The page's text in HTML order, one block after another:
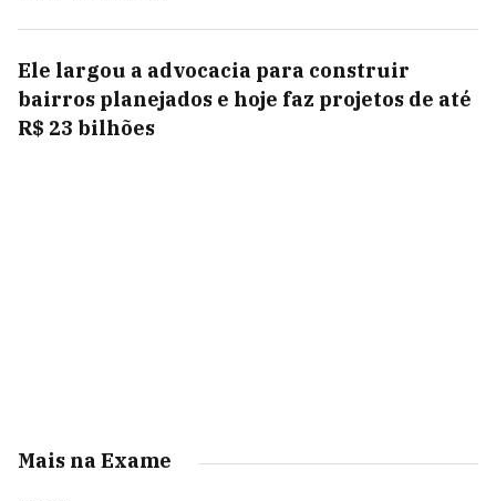
Ele largou a advocacia para construir
bairros planejados e hoje faz projetos de até
R$ 23 bilhões
Mais na Exame